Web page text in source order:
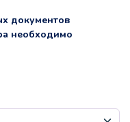
документов
необходимо